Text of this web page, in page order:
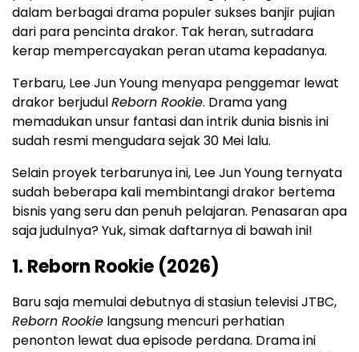
dalam berbagai drama populer sukses banjir pujian
dari para pencinta drakor. Tak heran, sutradara
kerap mempercayakan peran utama kepadanya.
Terbaru, Lee Jun Young menyapa penggemar lewat
drakor berjudulReborn Rookie. Drama yang
memadukan unsur fantasi dan intrik dunia bisnis ini
sudah resmi mengudara sejak 30 Mei lalu.
Selain proyek terbarunya ini, Lee Jun Young ternyata
sudah beberapa kali membintangi drakor bertema
bisnis yang seru dan penuh pelajaran. Penasaran apa
saja judulnya? Yuk, simak daftarnya di bawah ini!
1. Reborn Rookie (2026)
Baru saja memulai debutnya di stasiun televisi JTBC,
Reborn Rookie langsung mencuri perhatian
penonton lewat dua episode perdana. Drama ini